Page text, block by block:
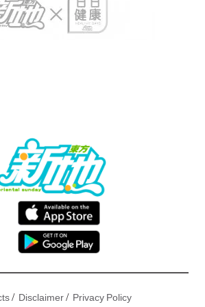
/ Disclaimer/ Privacy Policy